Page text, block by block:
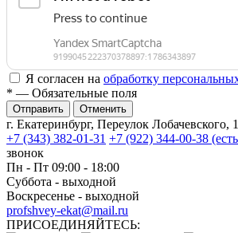
Я согласен на обработку
* — Обязательные поля
Отменить
г. Екатеринбург, Переулок Лобачевского, 1
+7 (343) 382-01-31 +7 (922) 344-00-38
звонок
Пн - Пт 09:00 - 18:00
Суббота - выходной
Воскресенье - выходной
profshvey-ekat@mail.ru
ПРИСОЕДИНЯЙТЕСЬ: